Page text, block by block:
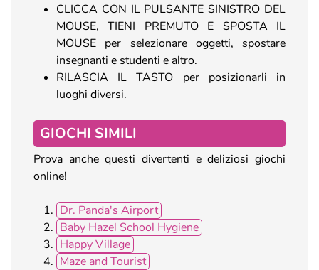
CLICCA CON IL PULSANTE SINISTRO DEL
MOUSE, TIENI PREMUTO E SPOSTA IL
MOUSE per selezionare oggetti, spostare
insegnanti e studenti e altro.
RILASCIA IL TASTO per posizionarli in
luoghi diversi.
GIOCHI SIMILI
Prova anche questi divertenti e deliziosi giochi
online!
Dr. Panda's Airport
Baby Hazel School Hygiene
Happy Village
Maze and Tourist